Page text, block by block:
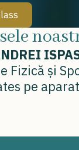
Fizică și
pe